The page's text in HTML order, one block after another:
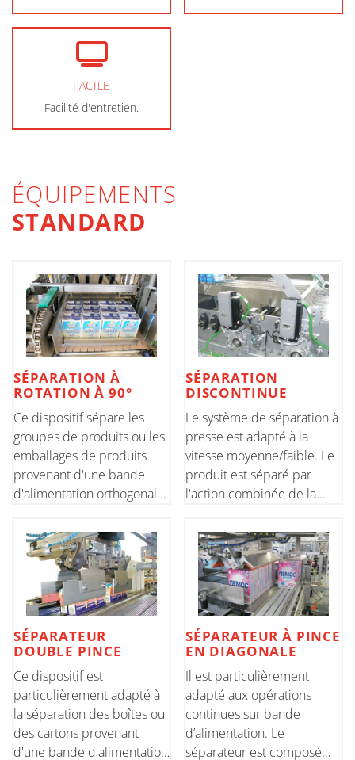
FACILE
Facilité d'entretien.
ÉQUIPEMENTS
STANDARD
SÉPARATION À
ROTATION À 90°
Ce dispositif sépare les
groupes de produits ou les
emballages de produits
provenant d'une bande
d'alimentation orthogonale.
d'une unité de sélection de
produit et d'une barre
rotative entraînée par un
moteur sans balais pou
SÉPARATION
DISCONTINUE
Le système de séparation à
presse est adapté à la
vitesse moyenne/faible. Le
produit est séparé par
l'action combinée de la
inférieur. Cette solution
garantit une simplicité
maximale des réglages lors
des opérations de
changeme
SÉPARATEUR
DOUBLE PINCE
Ce dispositif est
particulièrement adapté à
la séparation des boîtes ou
des cartons provenant
d'une bande d'alimentation
SÉPARATEUR À PINCE
EN DIAGONALE
Il est particulièrement
adapté aux opérations
continues sur bande
d’alimentation. Le
séparateur est composé